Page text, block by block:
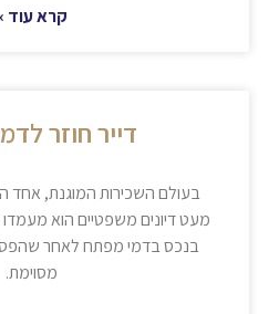
קרא עוד
דייר חוזר
בעולם השכירות המוגנת, אחד
מעט דיונים משפטיים הוא
בנכס בדמי מפתח לאחר
מסוימת.